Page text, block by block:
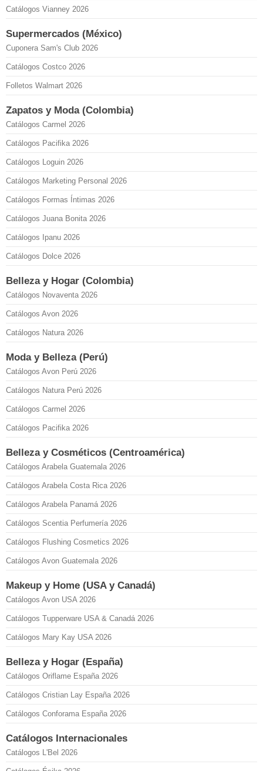
Catálogos Vianney 2026
Supermercados (México)
Cuponera Sam's Club 2026
Catálogos Costco 2026
Folletos Walmart 2026
Zapatos y Moda (Colombia)
Catálogos Carmel 2026
Catálogos Pacifika 2026
Catálogos Loguin 2026
Catálogos Marketing Personal 2026
Catálogos Formas Íntimas 2026
Catálogos Juana Bonita 2026
Catálogos Ipanu 2026
Catálogos Dolce 2026
Belleza y Hogar (Colombia)
Catálogos Novaventa 2026
Catálogos Avon 2026
Catálogos Natura 2026
Moda y Belleza (Perú)
Catálogos Avon Perú 2026
Catálogos Natura Perú 2026
Catálogos Carmel 2026
Catálogos Pacifika 2026
Belleza y Cosméticos (Centroamérica)
Catálogos Arabela Guatemala 2026
Catálogos Arabela Costa Rica 2026
Catálogos Arabela Panamá 2026
Catálogos Scentia Perfumería 2026
Catálogos Flushing Cosmetics 2026
Catálogos Avon Guatemala 2026
Makeup y Home (USA y Canadá)
Catálogos Avon USA 2026
Catálogos Tupperware USA & Canadá 2026
Catálogos Mary Kay USA 2026
Belleza y Hogar (España)
Catálogos Oriflame España 2026
Catálogos Cristian Lay España 2026
Catálogos Conforama España 2026
Catálogos Internacionales
Catálogos L'Bel 2026